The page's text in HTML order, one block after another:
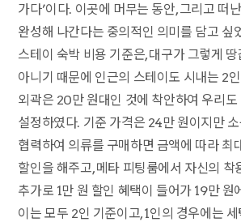
가다’이다. 이곳에 머무는 동안, 그리고 떠
완성해 나간다는 중의적인 의미를 담고 싶
스테이 숙박 비용 기준은, 대구가 그렇게 땅
아니기 때문에 인근의 스테이도 시내는 2
외곽은 20만 원대인 것에 착안하여 우리
설정하였다. 기준 가격은 24만 원이지만
협력하여 의류를 구매하면 금액에 따라 최
할인을 해주고, 메타 피팅룸에서 자신의 착
추가로 1만 원 할인 혜택이 들어가 19만 원
이는 모두 2인 기준이고, 1인의 경우에는